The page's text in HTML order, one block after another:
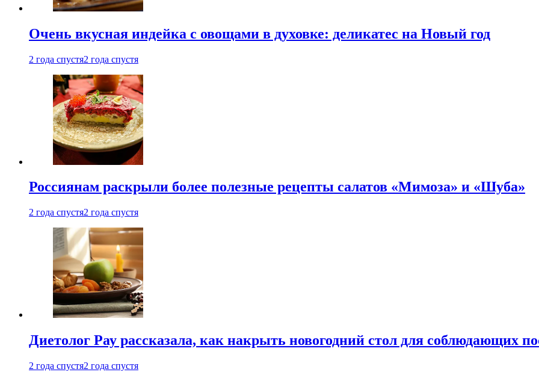
Очень вкусная индейка с овощами в духовке: деликатес на Новый год
2 года спустя2 года спустя
Россиянам раскрыли более полезные рецепты салатов «Мимоза» и «Шуба»
2 года спустя2 года спустя
Диетолог Рау рассказала, как накрыть новогодний стол для соблюдающих
2 года спустя2 года спустя